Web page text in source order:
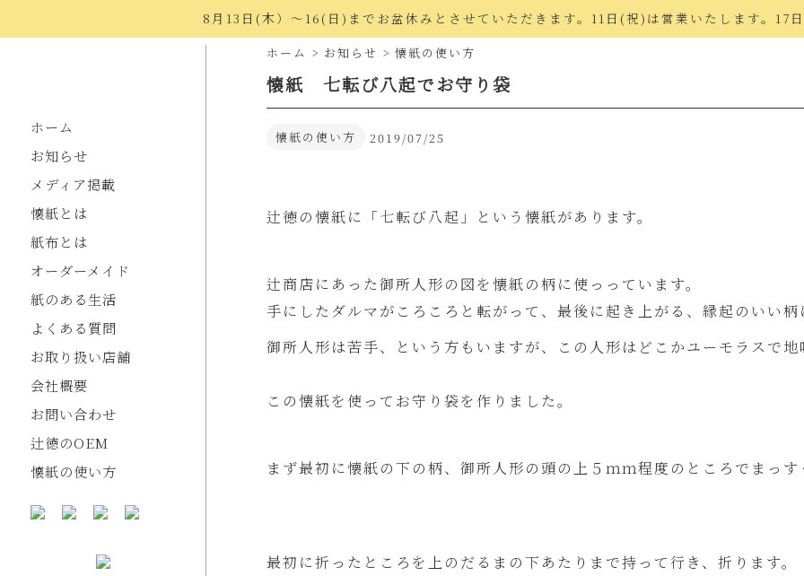
8月13日(木）〜16(日)までお盆休みとさせていただきます。11日(祝)は営業いたします。17
ホーム
お知らせ
メディア掲載
懐紙とは
紙布とは
オーダーメイド
紙のある生活
よくある質問
お取り扱い店舗
会社概要
お問い合わせ
辻徳のOEM
懐紙の使い方
ホーム > お知らせ > 懐紙の使い方
懐紙 七転び八起でお守り袋
懐紙の使い方 2019/07/25
辻徳の懐紙に「七転び八起」という懐紙があります。
辻商店にあった御所人形の図を懐紙の柄に使っっています。
手にしたダルマがころころと転がって、最後に起き上がる、縁起のいい柄
御所人形は苦手、という方もいますが、この人形はどこかユーモラスで地
この懐紙を使ってお守り袋を作りました。
まず最初に懐紙の下の柄、御所人形の頭の上５ｍｍ程度のところでまっす
最初に折ったところを上のだるまの下あたりまで持って行き、折ります。